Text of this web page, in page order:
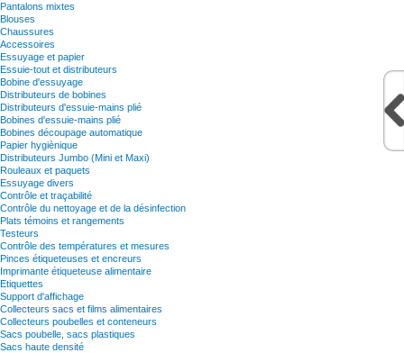
Pantalons mixtes
Blouses
Chaussures
Accessoires
Essuyage et papier
Essuie-tout et distributeurs
Bobine d'essuyage
Distributeurs de bobines
Distributeurs d'essuie-mains plié
Bobines d'essuie-mains plié
Bobines découpage automatique
Papier hygiènique
Distributeurs Jumbo (Mini et Maxi)
Rouleaux et paquets
Essuyage divers
Contrôle et traçabilité
Contrôle du nettoyage et de la désinfection
Plats témoins et rangements
Testeurs
Contrôle des températures et mesures
Pinces étiqueteuses et encreurs
Imprimante étiqueteuse alimentaire
Etiquettes
Support d'affichage
Collecteurs sacs et films alimentaires
Collecteurs poubelles et conteneurs
Sacs poubelle, sacs plastiques
Sacs haute densité